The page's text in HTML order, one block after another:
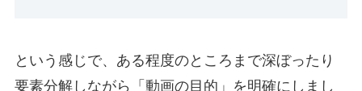
という感じで、ある程度のところまで深ぼったり
要素分解しながら「動画の目的」を明確にしまし